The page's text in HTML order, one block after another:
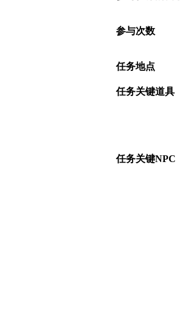
参与次数
任务地点
任务关键道具
任务关键NPC